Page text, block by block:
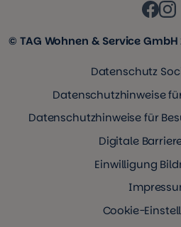
© TAG Wohnen & Service
Datenschutz
Datenschutzhinweise
Datenschutzhinweise für
Digitale
Einwilligung
Cookie-